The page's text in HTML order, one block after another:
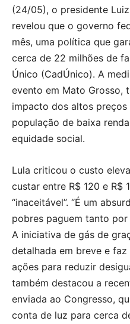
(24/05), o presidente
revelou que o governo
mês, uma política que
cerca de 22 milhões de
Único (CadÚnico). A
evento em Mato Grosso,
impacto dos altos
população de baixa
equidade social.
Lula criticou o custo
custar entre R$ 120 e R$
“inaceitável”. “É um
pobres paguem tanto
A iniciativa de gás de
detalhada em breve e
ações para reduzir
também destacou a
enviada ao Congresso,
conta de luz para cerca